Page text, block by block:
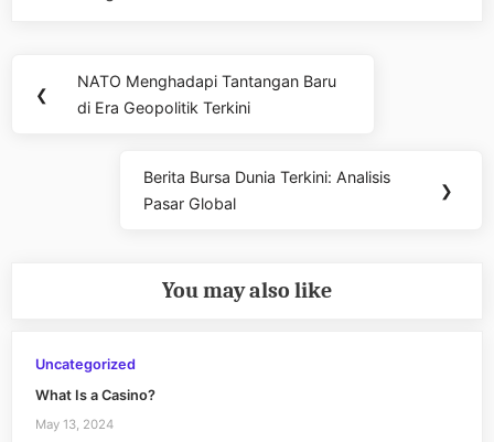
navigation
❮
Previous
Post:
NATO Menghadapi Tantangan Baru
di Era Geopolitik Terkini
Next
Post:
Berita Bursa Dunia Terkini: Analisis
Pasar Global
❯
You may also like
Uncategorized
What Is a Casino?
May 13, 2024